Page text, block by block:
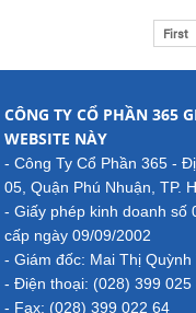
First
CÔNG TY CỔ PHẦN 365
WEBSITE NÀY
- Công Ty Cổ Phần 365 -
05, Quận Phú Nhuận, TP.
- Giấy phép kinh doanh số
cấp ngày 09/09/2002
- Giám đốc: Mai Thị Quỳnh
- Điện thoại: (028) 399 025
- Fax: (028) 399 022 64